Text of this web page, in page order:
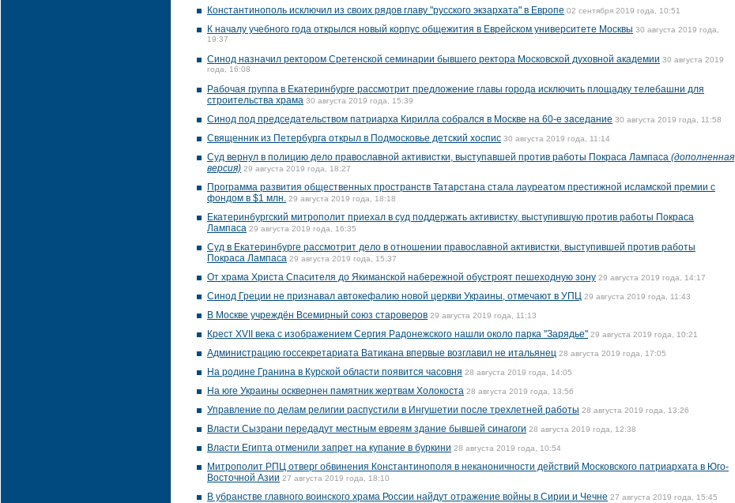
Константинополь исключил из своих рядов главу "русского экзархата" в Европе 02 сентября 2019 года, 10:51
К началу учебного года открылся новый корпус общежития в Еврейском университете Москвы 30 августа 2019 года,
19:37
Синод назначил ректором Сретенской семинарии бывшего ректора Московской духовной академии 30 августа 2019
года, 16:08
Рабочая группа в Екатеринбурге рассмотрит предложение главы города исключить площадку телебашни для
строительства храма 30 августа 2019 года, 15:39
Синод под председательством патриарха Кирилла собрался в Москве на 60-е заседание 30 августа 2019 года, 11:58
Священник из Петербурга открыл в Подмосковье детский хоспис 30 августа 2019 года, 11:14
Суд вернул в полицию дело православной активистки, выступавшей против работы Покраса Лампаса (дополненная
версия) 29 августа 2019 года, 18:27
Программа развития общественных пространств Татарстана стала лауреатом престижной исламской премии с
фондом в $1 млн. 29 августа 2019 года, 18:18
Екатеринбургский митрополит приехал в суд поддержать активистку, выступившую против работы Покраса
Лампаса 29 августа 2019 года, 16:35
Суд в Екатеринбурге рассмотрит дело в отношении православной активистки, выступившей против работы
Покраса Лампаса 29 августа 2019 года, 15:37
От храма Христа Спасителя до Якиманской набережной обустроят пешеходную зону 29 августа 2019 года, 14:17
Синод Греции не признавал автокефалию новой церкви Украины, отмечают в УПЦ 29 августа 2019 года, 11:43
В Москве учреждён Всемирный союз староверов 29 августа 2019 года, 11:13
Крест XVII века с изображением Сергия Радонежского нашли около парка "Зарядье" 29 августа 2019 года, 10:21
Администрацию госсекретариата Ватикана впервые возглавил не итальянец 28 августа 2019 года, 17:05
На родине Гранина в Курской области появится часовня 28 августа 2019 года, 14:05
На юге Украины осквернен памятник жертвам Холокоста 28 августа 2019 года, 13:56
Управление по делам религии распустили в Ингушетии после трехлетней работы 28 августа 2019 года, 13:26
Власти Сызрани передадут местным евреям здание бывшей синагоги 28 августа 2019 года, 12:38
Власти Египта отменили запрет на купание в буркини 28 августа 2019 года, 10:54
Митрополит РПЦ отверг обвинения Константинополя в неканоничности действий Московского патриархата в Юго-
Восточной Азии 27 августа 2019 года, 18:10
В убранстве главного воинского храма России найдут отражение войны в Сирии и Чечне 27 августа 2019 года, 15:45